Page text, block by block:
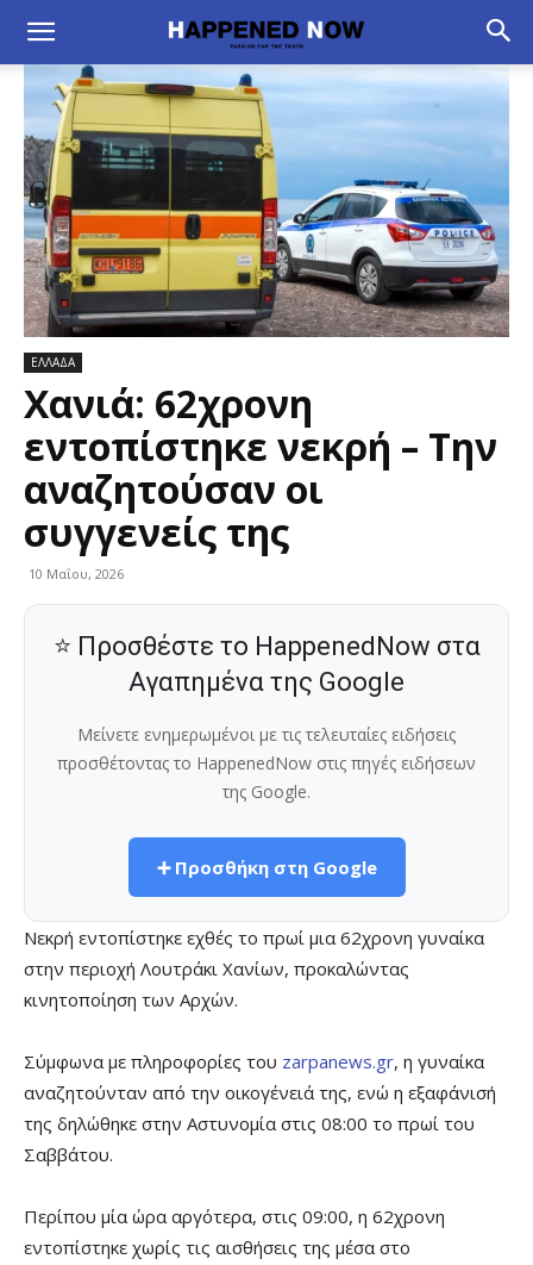
ΕΛΛΑΔΑ
Χανιά: 62χρονη
εντοπίστηκε νεκρή – Την
αναζητούσαν οι
συγγενείς της
10 Μαΐου, 2026
⭐ Προσθέστε το HappenedNow στα
Αγαπημένα της Google
Μείνετε ενημερωμένοι με τις τελευταίες ειδήσεις
προσθέτοντας το HappenedNow στις πηγές ειδήσεων
της Google.
➕ Προσθήκη στη Google
Νεκρή εντοπίστηκε εχθές το πρωί μια 62χρονη γυναίκα
στην περιοχή Λουτράκι Χανίων, προκαλώντας
κινητοποίηση των Αρχών.
Σύμφωνα με πληροφορίες του zarpanews.gr, η γυναίκα
αναζητούνταν από την οικογένειά της, ενώ η εξαφάνισή
της δηλώθηκε στην Αστυνομία στις 08:00 το πρωί του
Σαββάτου.
Περίπου μία ώρα αργότερα, στις 09:00, η 62χρονη
εντοπίστηκε χωρίς τις αισθήσεις της μέσα στο